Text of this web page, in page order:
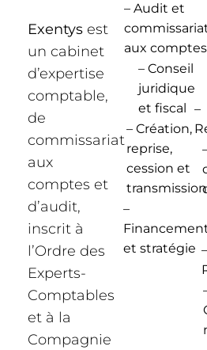
Exentys est
un cabinet
d’expertise
comptable,
de
commissariat
aux
comptes et
d’audit,
inscrit à
l’Ordre des
Experts-
Comptables
et à la
Compagnie
– Audit et
aux comptes
– Conseil
juridique
et fiscal
– Création,
reprise,
cession et
transmission
–
et stratégie
–
–